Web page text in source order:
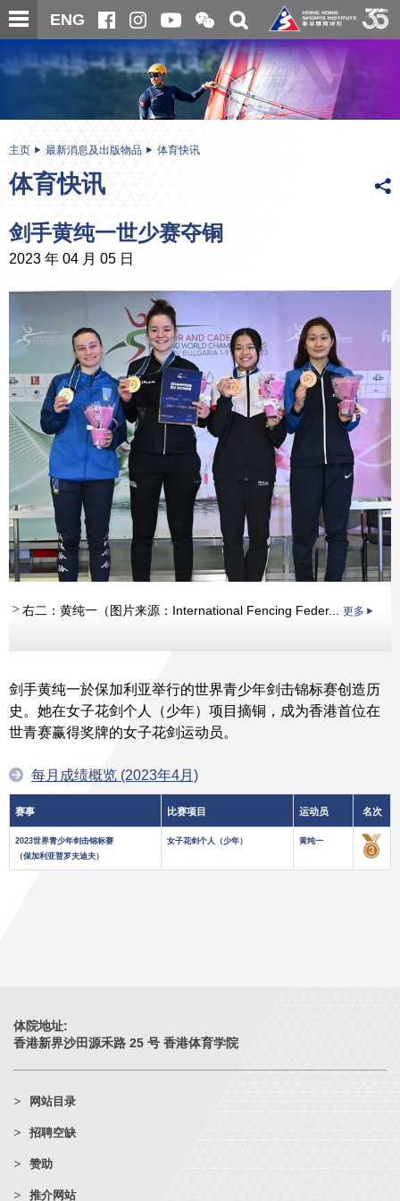
跳
至
内
ENG
开
合
微
信
二
维
码
关
搜
寻
内
主页 最新消息及出版物品 体育快讯
体育快讯
剑手黄纯一世少赛夺铜
2023 年 04 月 05 日
右二：黄纯一（图片来源：International Fencing Feder... 更多
剑手黄纯一於保加利亚举行的世界青少年剑击锦标赛创造历
史。她在女子花剑个人（少年）项目摘铜，成为香港首位在
世青赛赢得奖牌的女子花剑运动员。
每月成绩概览 (2023年4月)
赛事 比赛项目 运动员 名次
2023世界青少年剑击锦标赛
（保加利亚普罗夫迪夫）
女子花剑个人（少年） 黄纯一
体院地址:
香港新界沙田源禾路 25 号 香港体育学院
网站目录
招聘空缺
赞助
推介网站